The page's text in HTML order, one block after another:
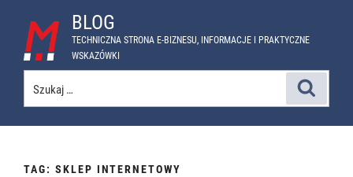
BLOG
TECHNICZNA STRONA E-BIZNESU, INFORMACJE I PRAKTYCZNE
WSKAZÓWKI
TAG: SKLEP INTERNETOWY